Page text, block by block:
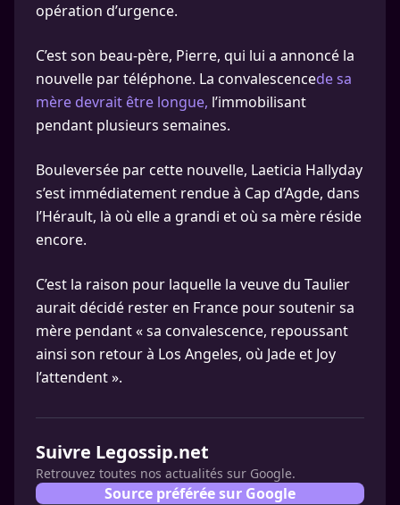
opération d’urgence.
C’est son beau-père, Pierre, qui lui a annoncé la
nouvelle par téléphone. La convalescencede sa
mère devrait être longue, l’immobilisant
pendant plusieurs semaines.
Bouleversée par cette nouvelle, Laeticia Hallyday
s’est immédiatement rendue à Cap d’Agde, dans
l’Hérault, là où elle a grandi et où sa mère réside
encore.
C’est la raison pour laquelle la veuve du Taulier
aurait décidé rester en France pour soutenir sa
mère pendant « sa convalescence, repoussant
ainsi son retour à Los Angeles, où Jade et Joy
l’attendent ».
Suivre Legossip.net
Retrouvez toutes nos actualités sur Google.
Source préférée sur Google